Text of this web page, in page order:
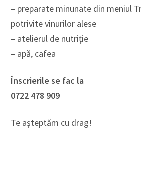
– preparate minunate din meniul
potrivite vinurilor alese
– atelierul de nutriție
– apă, cafea
Înscrierile se fac la
0722 478 909
Te așteptăm cu drag!